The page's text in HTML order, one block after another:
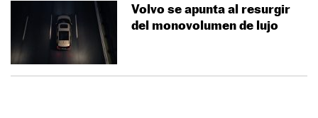
Volvo se apunta al resurgir
del monovolumen de lujo